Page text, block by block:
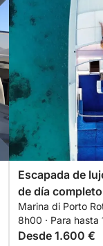
Escapada de
de día
maravillas del
Maddalena
Marina di Porto
8h00 · Para hasta
Desde 1.600 €